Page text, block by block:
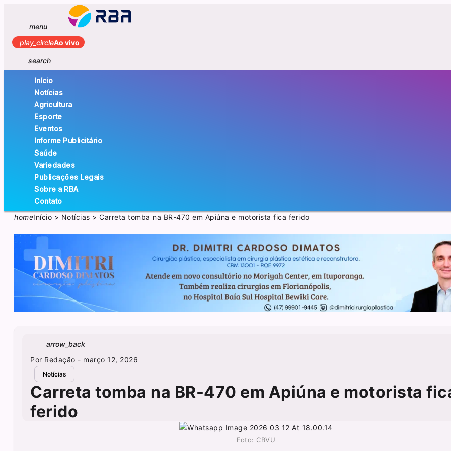
menu
play_circleAo vivo
search
Início
Notícias
Agricultura
Esporte
Eventos
Informe Publicitário
Saúde
Variedades
Publicações Legais
Sobre a RBA
Contato
homeInício > Notícias >Carreta tomba na BR-470 em Apiúna e motorista fica ferido
arrow_back
Por Redação - março 12, 2026
Notícias
Carreta tomba na BR-470 em Apiúna e motorista
ferido
Foto: CBVU